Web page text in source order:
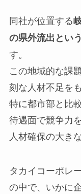
同社が位置する
の県外流出とい
す。
この地域的な課
刻な人材不足を
特に都市部と比
待遇面で競争力
人材確保の大き
タカイコーポレ
の中で、いかに